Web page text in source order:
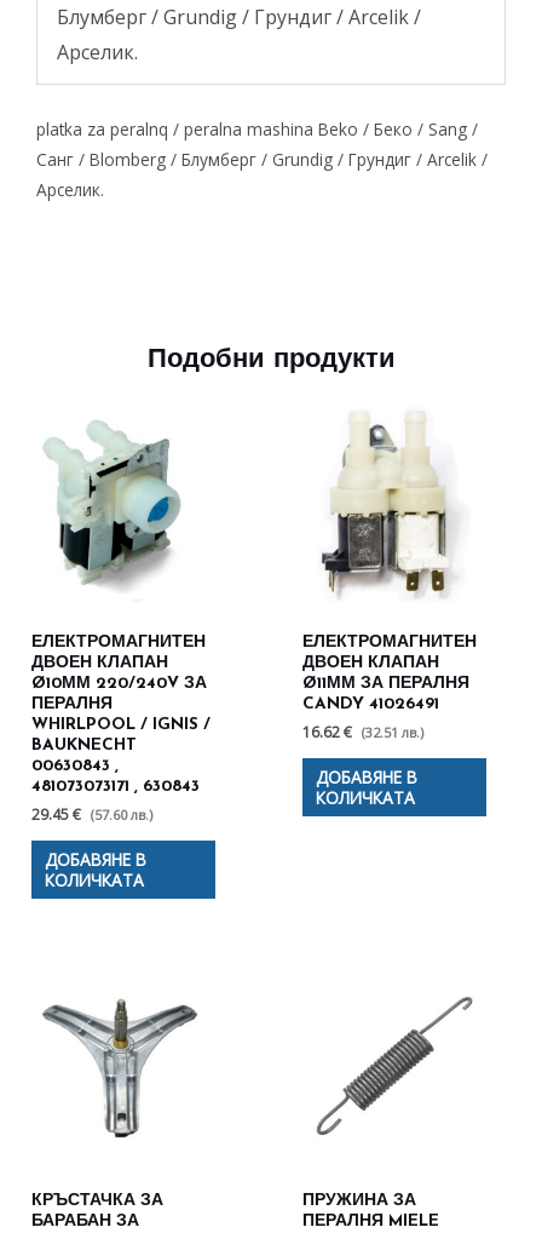
Блумберг / Grundig / Грундиг / Arcelik /
Арселик.
platka za peralnq / peralna mashina Beko / Беко / Sang /
Санг / Blomberg / Блумберг / Grundig / Грундиг / Arcelik /
Арселик.
Подобни продукти
ЕЛЕКТРОМАГНИТЕН
ДВОЕН КЛАПАН
Ø10ММ 220/240V ЗА
ПЕРАЛНЯ
WHIRLPOOL / IGNIS /
BAUKNECHT
00630843 ,
481073073171 , 630843
29.45 € (57.60 лв.)
ДОБАВЯНЕ В
КОЛИЧКАТА
ЕЛЕКТРОМАГНИТЕН
ДВОЕН КЛАПАН
Ø11ММ ЗА ПЕРАЛНЯ
CANDY 41026491
16.62 € (32.51 лв.)
ДОБАВЯНЕ В
КОЛИЧКАТА
КРЪСТАЧКА ЗА
БАРАБАН ЗА
ПРУЖИНА ЗА
ПЕРАЛНЯ MIELE